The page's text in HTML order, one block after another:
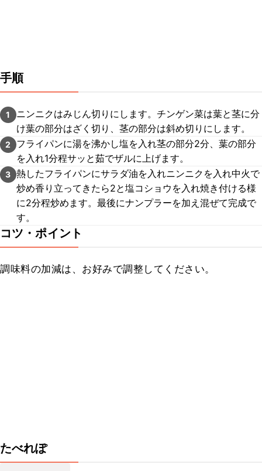
手順
1
ニンニクはみじん切りにします。チンゲン菜は葉と茎に分
け葉の部分はざく切り、茎の部分は斜め切りにします。
2
フライパンに湯を沸かし塩を入れ茎の部分2分、葉の部分
を入れ1分程サッと茹でザルに上げます。
3 熱したフライパンにサラダ油を入れニンニクを入れ中火で
炒め香り立ってきたら2と塩コショウを入れ焼き付ける様
に2分程炒めます。最後にナンプラーを加え混ぜて完成で
す。
コツ・ポイント
調味料の加減は、お好みで調整してください。
たべれぽ